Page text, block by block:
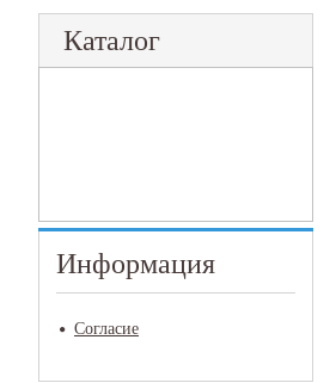
Каталог
Информация
Согласие